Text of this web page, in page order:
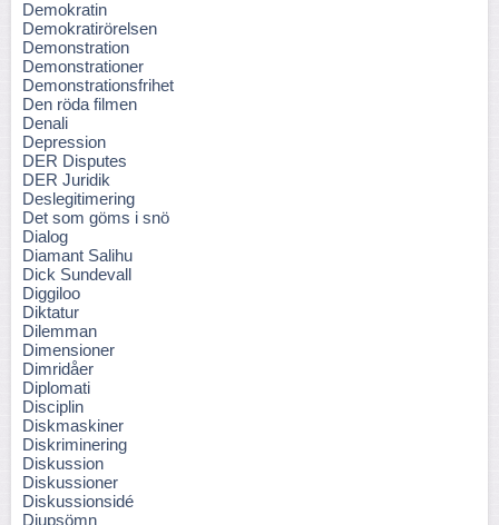
Demokratin
Demokratirörelsen
Demonstration
Demonstrationer
Demonstrationsfrihet
Den röda filmen
Denali
Depression
DER Disputes
DER Juridik
Deslegitimering
Det som göms i snö
Dialog
Diamant Salihu
Dick Sundevall
Diggiloo
Diktatur
Dilemman
Dimensioner
Dimridåer
Diplomati
Disciplin
Diskmaskiner
Diskriminering
Diskussion
Diskussioner
Diskussionsidé
Djupsömn